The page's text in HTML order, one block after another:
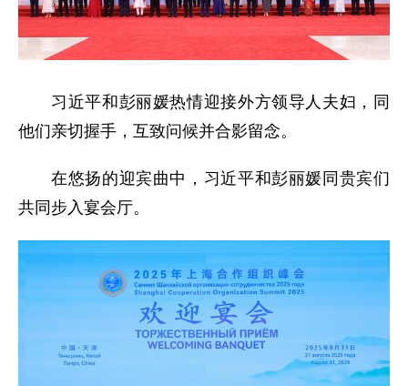
习近平和彭丽媛热情迎接外方领导人夫妇，同
他们亲切握手，互致问候并合影留念。
在悠扬的迎宾曲中，习近平和彭丽媛同贵宾们
共同步入宴会厅。